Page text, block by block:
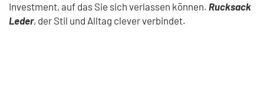
Investment, auf das Sie sich verlassen können. Rucksack
Leder, der Stil und Alltag clever verbindet.